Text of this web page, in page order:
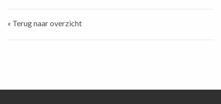
« Terug naar overzicht